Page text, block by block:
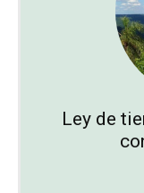
Ley de